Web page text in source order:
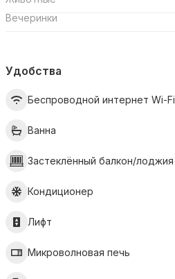
Вечеринки
Удобства
Беспроводной интернет Wi-Fi
Ванна
Застеклённый балкон/лоджия
Кондиционер
Лифт
Микроволновая печь